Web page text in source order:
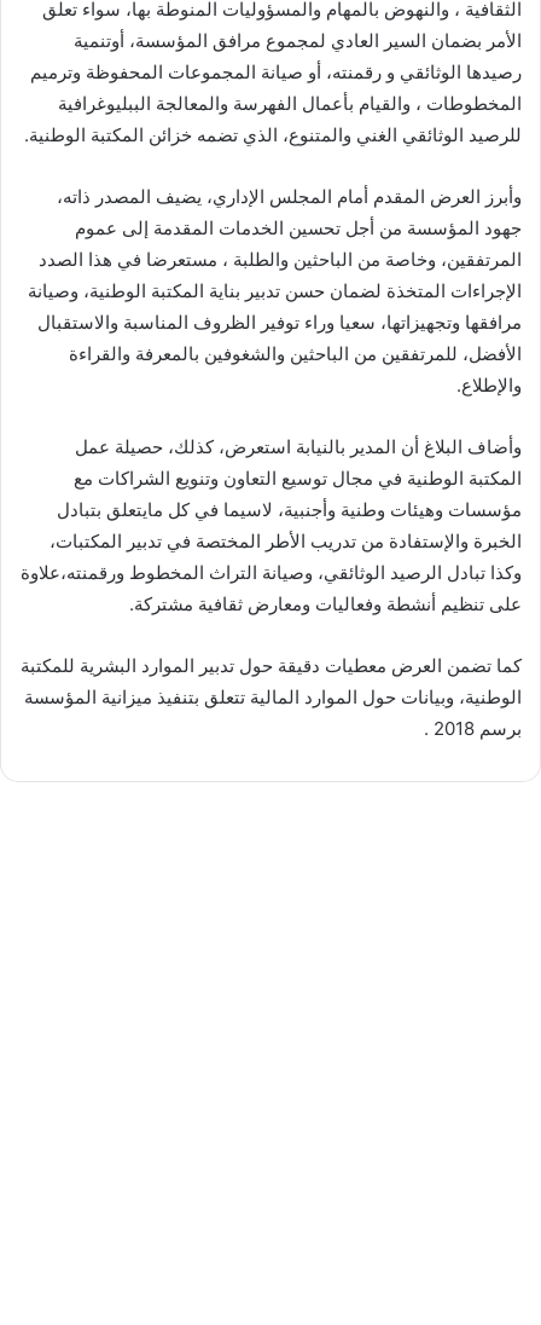
الثقافية ، والنهوض بالمهام والمسؤوليات المنوطة بها، سواء تعلق
الأمر بضمان السير العادي لمجموع مرافق المؤسسة، أوتنمية
رصيدها الوثائقي و رقمنته، أو صيانة المجموعات المحفوظة وترميم
المخطوطات ، والقيام بأعمال الفهرسة والمعالجة الببليوغرافية
للرصيد الوثائقي الغني والمتنوع، الذي تضمه خزائن المكتبة الوطنية.
وأبرز العرض المقدم أمام المجلس الإداري، يضيف المصدر ذاته،
جهود المؤسسة من أجل تحسين الخدمات المقدمة إلى عموم
المرتفقين، وخاصة من الباحثين والطلبة ، مستعرضا في هذا الصدد
الإجراءات المتخذة لضمان حسن تدبير بناية المكتبة الوطنية، وصيانة
مرافقها وتجهيزاتها، سعيا وراء توفير الظروف المناسبة والاستقبال
الأفضل، للمرتفقين من الباحثين والشغوفين بالمعرفة والقراءة
والإطلاع.
وأضاف البلاغ أن المدير بالنيابة استعرض، كذلك، حصيلة عمل
المكتبة الوطنية في مجال توسيع التعاون وتنويع الشراكات مع
مؤسسات وهيئات وطنية وأجنبية، لاسيما في كل مايتعلق بتبادل
الخبرة والإستفادة من تدريب الأطر المختصة في تدبير المكتبات،
وكذا تبادل الرصيد الوثائقي، وصيانة التراث المخطوط ورقمنته،علاوة
على تنظيم أنشطة وفعاليات ومعارض ثقافية مشتركة.
كما تضمن العرض معطيات دقيقة حول تدبير الموارد البشرية للمكتبة
الوطنية، وبيانات حول الموارد المالية تتعلق بتنفيذ ميزانية المؤسسة
برسم 2018 .